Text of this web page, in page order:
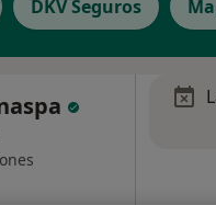
DKV Seguros